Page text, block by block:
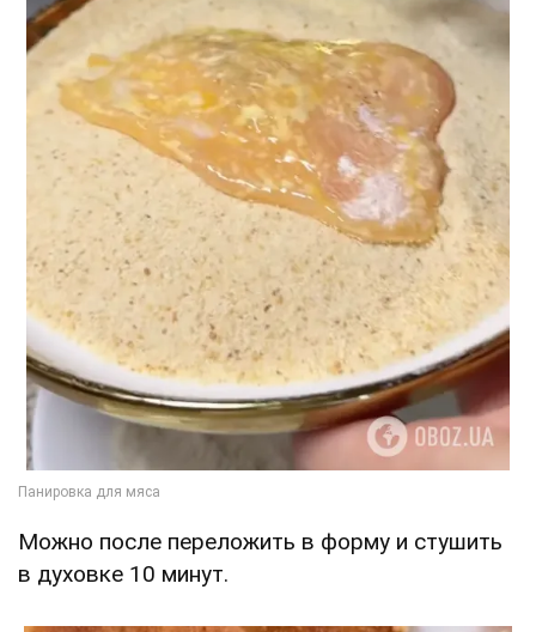
Можно после переложить в форму и стушить
в духовке 10 минут.